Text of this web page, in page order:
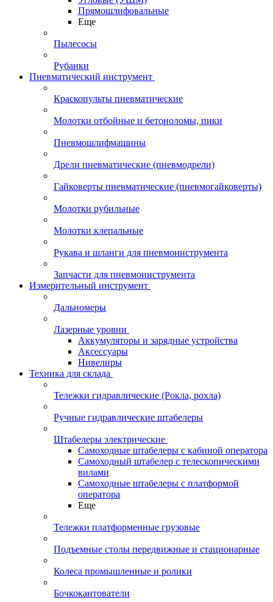
Прямошлифовальные
Еще
Пылесосы
Рубанки
Пневматический инструмент
Краскопульты пневматические
Молотки отбойные и бетоноломы, пики
Пневмошлифмашины
Дрели пневматические (пневмодрели)
Гайковерты пневматические (пневмогайковерты)
Молотки рубильные
Молотки клепальные
Рукава и шланги для пневмоинструмента
Запчасти для пневмоинструмента
Измерительный инструмент
Дальномеры
Лазерные уровни
Аккумуляторы и зарядные устройства
Аксессуары
Нивелиры
Техника для склада
Тележки гидравлические (Рокла, рохла)
Ручные гидравлические штабелеры
Штабелеры электрические
Самоходные штабелеры с кабиной оператора
Самоходный штабелер с телескопическими
вилами
Самоходные штабелеры с платформой
оператора
Еще
Тележки платформенные грузовые
Подъемные столы передвижные и стационарные
Колеса промышленные и ролики
Бочкокантователи